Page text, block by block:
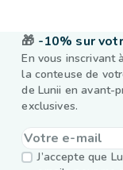
🎁 -10% sur
En vous inscrivant
la conteuse de
de Lunii en avant-
exclusives.
J’accepte que